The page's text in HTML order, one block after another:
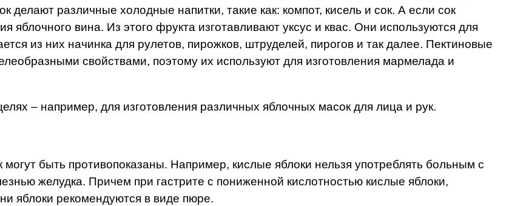
различные холодные напитки, такие как: компот, кисель и сок. А если сок
яблочного вина. Из этого фрукта изготавливают уксус и квас. Они используются для
из них начинка для рулетов, пирожков, штруделей, пирогов и так далее. Пектиновые
свойствами, поэтому их используют для изготовления мармелада и
– например, для изготовления различных яблочных масок для лица и рук.
быть противопоказаны. Например, кислые яблоки нельзя употреблять больным с
желудка. Причем при гастрите с пониженной кислотностью кислые яблоки,
яблоки рекомендуются в виде пюре.